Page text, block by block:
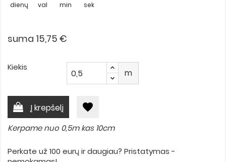
dienų val min sek
suma 15,75 €
Kiekis
m
Į krepšelį favorite
Kerpame nuo 0,5m kas 10cm
Perkate už 100 eurų ir daugiau? Pristatymas -